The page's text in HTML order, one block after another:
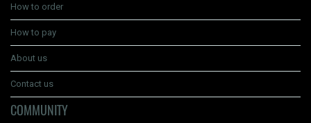
How to order
How to pay
About us
Contact us
COMMUNITY